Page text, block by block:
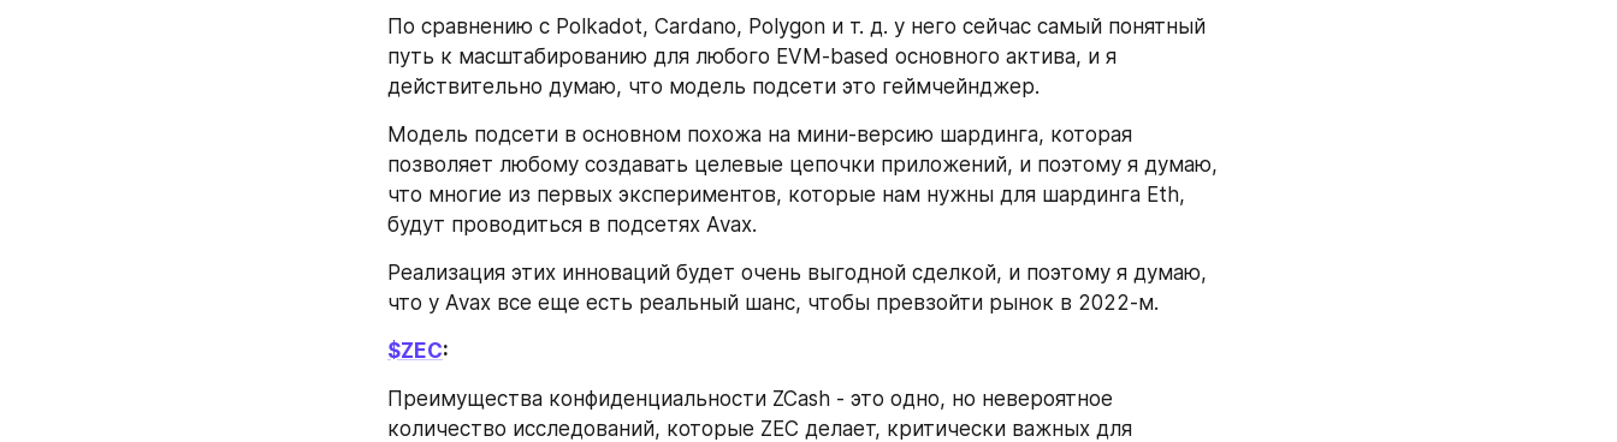
По сравнению с Polkadot, Cardano, Polygon и т. д. у него сейчас самый понятный
путь к масштабированию для любого EVM-based основного актива, и я
действительно думаю, что модель подсети это геймчейнджер.
Модель подсети в основном похожа на мини-версию шардинга, которая
позволяет любому создавать целевые цепочки приложений, и поэтому я думаю,
что многие из первых экспериментов, которые нам нужны для шардинга Eth,
будут проводиться в подсетях Avax.
Реализация этих инноваций будет очень выгодной сделкой, и поэтому я думаю,
что у Avax все еще есть реальный шанс, чтобы превзойти рынок в 2022-м.
$ZEC:
Преимущества конфиденциальности ZCash - это одно, но невероятное
количество исследований, которые ZEC делает, критически важных для